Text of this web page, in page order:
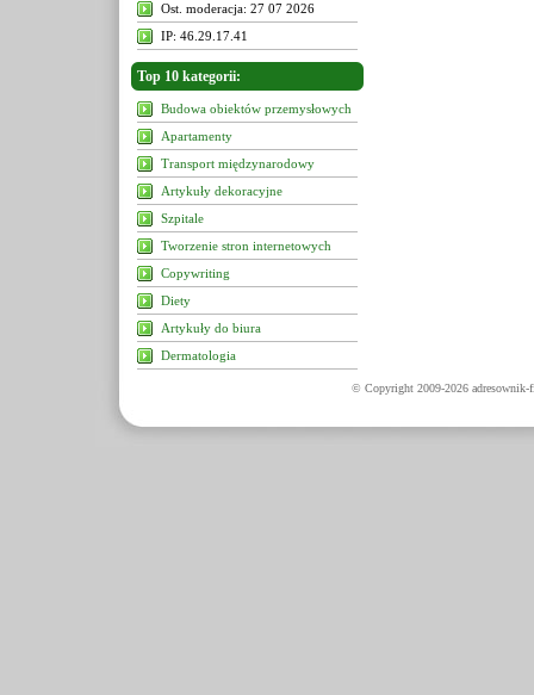
Ost. moderacja: 27 07 2026
IP: 46.29.17.41
Top 10 kategorii:
Budowa obiektów przemysłowych
Apartamenty
Transport międzynarodowy
Artykuły dekoracyjne
Szpitale
Tworzenie stron internetowych
Copywriting
Diety
Artykuły do biura
Dermatologia
© Copyright 2009-2026